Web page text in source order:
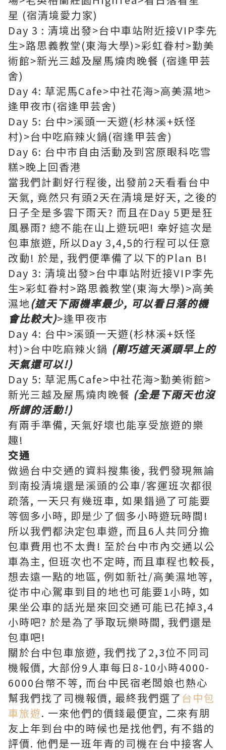
星 (宿清境愛力家)
Day 3 : 清境出發>台中車站附近接VIP李先
生>路思義教堂(東海大學)>彩虹眷村>勤美
術館>新光三越及屋馬燒肉晚餐 (宿逢甲芸
舍)
Day 4: 草泥馬Cafe>中社花海>高美濕地>
逢甲夜市(宿逢甲芸舍)
Day 5: 台中>溪頭一天遊(杉林溪+妖怪
村)>台中吃麻辣火鍋(宿逢甲芸舍)
Day 6: 台中市自由活動及到宮原眼科吃雪
糕>晚上回香港
當我們計劃好行程後, 出發前2天看看台中
天氣, 竟然只有頭2天在清境是好天, 之後的
日子全是多雲下雨天? 而且在Day 5更是狂
風暴雨? 總不能在山上遊玩吧! 幸好這次是
包車旅遊, 所以Day 3,4,5的行程可以任意
改動! 於是, 我們便準備了以下的Plan B!
Day 3: 清境出發>台中車站附近接VIP李先
生>彩虹眷村>路思義教堂(東海大學)>高美
濕地(這天下雨機率最少, 可以看日落的機
會比較大)>逢甲夜市
Day 4: 台中>溪頭一天遊(杉林溪+妖怪
村)>台中吃麻辣火鍋 (剛巧這天溪頭早上的
天氣還可以!)
Day 5: 草泥馬Cafe>中社花海>勤美術館>
新光三越及屋馬燒肉晚餐 (全是下雨天也沒
所謂的活動!)
有兩手準備, 天氣好壞也能享受旅遊的樂
趣!
交通
做過台中交通的資料搜集後, 我們發現無論
到南投清境還是溪頭的公車/客運班次都很
疏落, 一天只有幾班車, 如果錯過了可能要
等個多小時, 即是少了個多小時遊玩時間!
所以我們都決定包車遊, 而且6人共同分擔
包車費用也不太貴! 至於台中市內交通以公
車為主, 但班次也不定時, 而且車程也較長,
想去遠一點的地區, 例如新社/高美濕地等,
從市中心駕車到目的地也可能要1小時, 如
果坐公車的話光是來回交通可能已花掉3,4
小時吧? 於是為了爭取玩樂時間, 我們還是
包車吧!
關於台中包車旅遊, 我們找了2,3位不同司
機報價, 大部份9人車每日8-10小時4000-
6000台幣不等, 而台中民宿老闆娘也熱心
幫我們找了司機報價, 最終我們選了 台中包
車旅遊. 一來他們的價錢最便宜, 二來有朋
友上年到台中的時候也是找他們, 有不錯的
評價. 他們是一班年青的司機在台中接客人